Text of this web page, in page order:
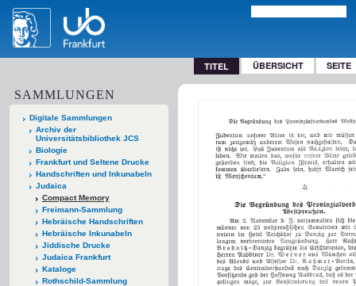
TITEL ÜBERSICHT SEITE
SAMMLUNGEN
Digitale Sammlungen
Archiv der
Universitätsbibliothek JCS
Biologie
Frankfurt und Seltene Drucke
Handschriften und Inkunabeln
Judaica
Compact Memory
Freimann-Sammlung
Hebräische Handschriften
Hebräische Inkunabeln
Jiddische Drucke
Judaica Frankfurt
Kataloge
Rothschild-Sammlung